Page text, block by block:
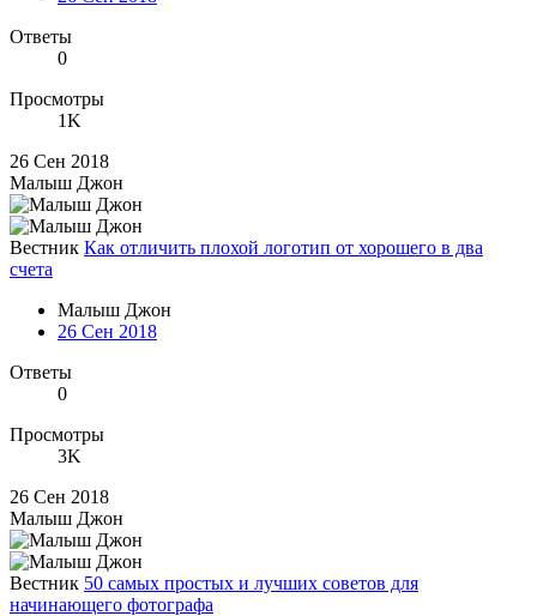
Ответы
0
Просмотры
1K
26 Сен 2018
Малыш Джон
Вестник Как отличить плохой логотип от хорошего в два
счета
Малыш Джон
26 Сен 2018
Ответы
0
Просмотры
3K
26 Сен 2018
Малыш Джон
Вестник 50 самых простых и лучших советов для
начинающего фотографа